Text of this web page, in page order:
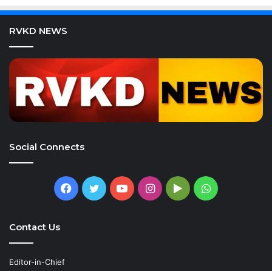
RVKD NEWS
Social Connects
Facebook
TwitterYouTubeInstagram
GoogleWhatsApp
Contact Us
Editor-in-Chief